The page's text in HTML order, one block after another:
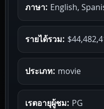
ภาษา: English,
รายได้รวม:
ประเภท: movie
เรตอายุผู้ชม: PG